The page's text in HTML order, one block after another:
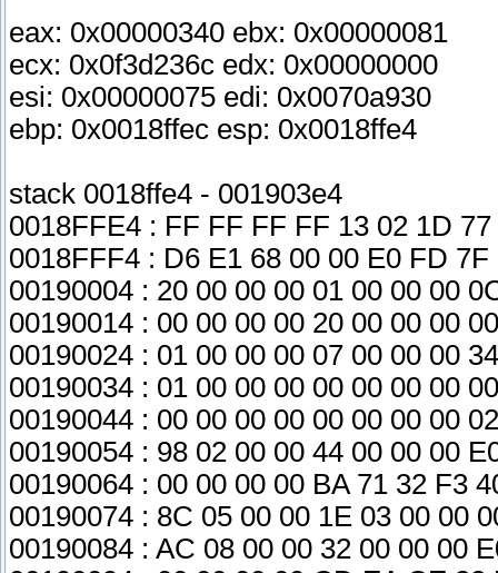
eax: 0x00000340 ebx: 0x00000081
ecx: 0x0f3d236c edx: 0x00000000
esi: 0x00000075 edi: 0x0070a930
ebp: 0x0018ffec esp: 0x0018ffe4
stack 0018ffe4 - 001903e4
0018FFE4 : FF FF FF FF 13 02 1D
0018FFF4 : D6 E1 68 00 00 E0 FD
00190004 : 20 00 00 00 01 00 00 00
00190014 : 00 00 00 00 20 00 00 00
00190024 : 01 00 00 00 07 00 00 00
00190034 : 01 00 00 00 00 00 00 00
00190044 : 00 00 00 00 00 00 00 00
00190054 : 98 02 00 00 44 00 00 00
00190064 : 00 00 00 00 BA 71 32 F3
00190074 : 8C 05 00 00 1E 03 00 00
00190084 : AC 08 00 00 32 00 00 00